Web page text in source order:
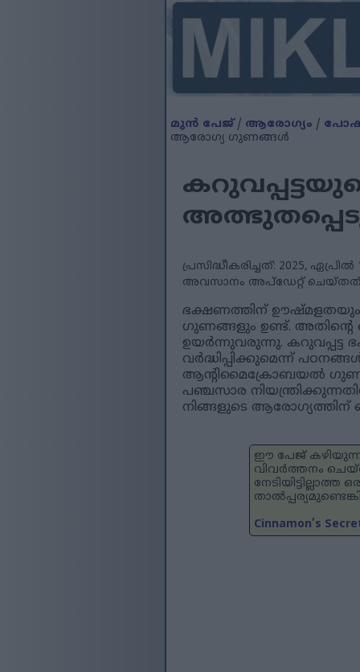
മുൻ പേജ്/ ആരോഗ്യം /
ആരോഗ്യ ഗുണങ്ങൾ
പ്രസിദ്ധീകരിച്ചത്: 2025, ഏപ്രിൽ
അവസാനം അപ്ഡേറ്റ് ചെയ്തത്:
ഭക്ഷണത്തിന് ഊഷ്മളതയും
ഗുണങ്ങളും ഉണ്ട്.
ഉയർന്നുവരുന്നു.
വർദ്ധിപ്പിക്കുമെന്ന്
ആന്റിമൈക്രോബയൽ
പഞ്ചസാര
നിങ്ങളുടെ ആരോഗ്യത്തിന്
ഈ പേജ്
വിവർത്തനം
Cinnamon’s